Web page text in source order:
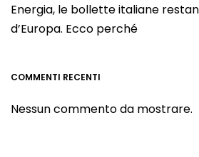
Energia, le bollette italiane
d’Europa. Ecco perché
COMMENTI RECENTI
Nessun commento da mostrare.